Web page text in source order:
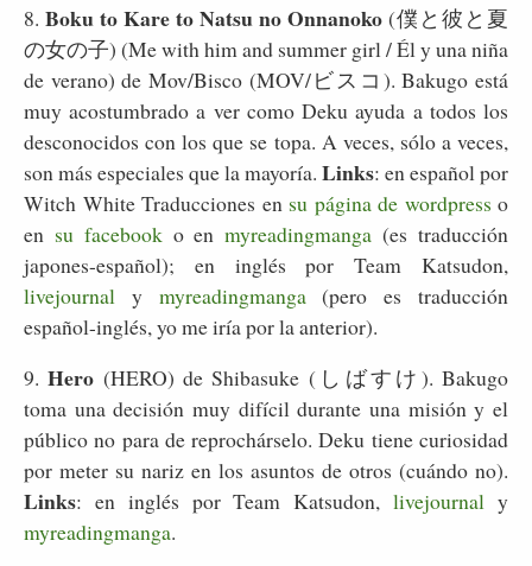
8. Boku to Kare to Natsu no Onnanoko (僕と彼と夏
の女の子) (Me with him and summer girl / Él y una niña
de verano) de Mov/Bisco (MOV/ビスコ). Bakugo está
muy acostumbrado a ver como Deku ayuda a todos los
desconocidos con los que se topa. A veces, sólo a veces,
son más especiales que la mayoría. Links: en español por
Witch White Traducciones en su página de wordpress o
en su facebooko enmyreadingmanga (es traducción
japones-español); en inglés por Team Katsudon,
livejournal y myreadingmanga(pero es traducción
español-inglés, yo me iría por la anterior).
9.Hero (HERO) de Shibasuke (しばすけ). Bakugo
toma una decisión muy difícil durante una misión y el
público no para de reprochárselo. Deku tiene curiosidad
por meter su nariz en los asuntos de otros (cuándo no).
Links: en inglés por Team Katsudon,livejournal y
myreadingmanga.